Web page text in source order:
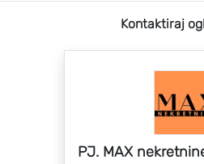
Kontaktiraj
PJ. MAX